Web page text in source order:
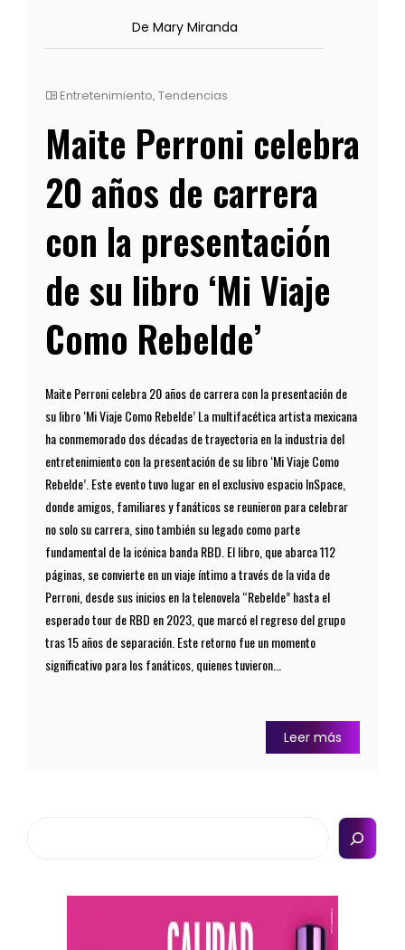
De Mary Miranda
Entretenimiento, Tendencias
Maite Perroni celebra
20 años de carrera
con la presentación
de su libro ‘Mi Viaje
Como Rebelde’
Maite Perroni celebra 20 años de carrera con la presentación de
su libro ‘Mi Viaje Como Rebelde’ La multifacética artista mexicana
ha conmemorado dos décadas de trayectoria en la industria del
entretenimiento con la presentación de su libro ‘Mi Viaje Como
Rebelde’. Este evento tuvo lugar en el exclusivo espacio InSpace,
donde amigos, familiares y fanáticos se reunieron para celebrar
no solo su carrera, sino también su legado como parte
fundamental de la icónica banda RBD. El libro, que abarca 112
páginas, se convierte en un viaje íntimo a través de la vida de
Perroni, desde sus inicios en la telenovela “Rebelde” hasta el
esperado tour de RBD en 2023, que marcó el regreso del grupo
tras 15 años de separación. Este retorno fue un momento
significativo para los fanáticos, quienes tuvieron...
Leer más